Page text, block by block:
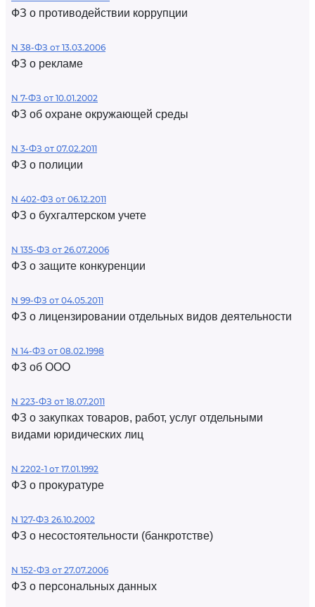
ФЗ о противодействии коррупции
N 38-ФЗ от 13.03.2006
ФЗ о рекламе
N 7-ФЗ от 10.01.2002
ФЗ об охране окружающей среды
N 3-ФЗ от 07.02.2011
ФЗ о полиции
N 402-ФЗ от 06.12.2011
ФЗ о бухгалтерском учете
N 135-ФЗ от 26.07.2006
ФЗ о защите конкуренции
N 99-ФЗ от 04.05.2011
ФЗ о лицензировании отдельных видов деятельности
N 14-ФЗ от 08.02.1998
ФЗ об ООО
N 223-ФЗ от 18.07.2011
ФЗ о закупках товаров, работ, услуг отдельными
видами юридических лиц
N 2202-1 от 17.01.1992
ФЗ о прокуратуре
N 127-ФЗ 26.10.2002
ФЗ о несостоятельности (банкротстве)
N 152-ФЗ от 27.07.2006
ФЗ о персональных данных